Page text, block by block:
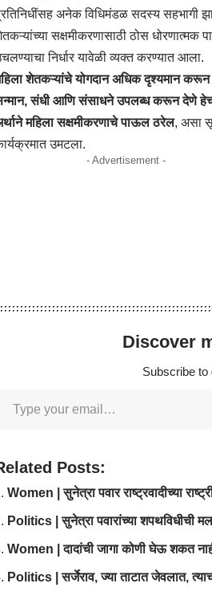
अनेक विधिमंडळ सदस्य सहभागी
सक्षमीकरणासाठी ठोस धोरणात्मक
निर्धार यावेळी व्यक्त करण्यात आला.
शेतकऱ्यांचे योगदान अधिक दृश्यमान करून
संधी आणि संसाधने उपलब्ध करून देणे
महिला सक्षमीकरणाचे पाऊल ठरेल, असा
उमटला.
- Advertisement -
Discover
Subscribe to
Posts:
Women | सुनेत्रा पवार राष्ट्रवादीच्या
Politics | सुनेत्रा पवारांच्या शपथविधीची मला
Women | दादांची जागा कोणी घेऊ शकत
Politics | सर्जेराव, ज्या ताटात जेवलात,